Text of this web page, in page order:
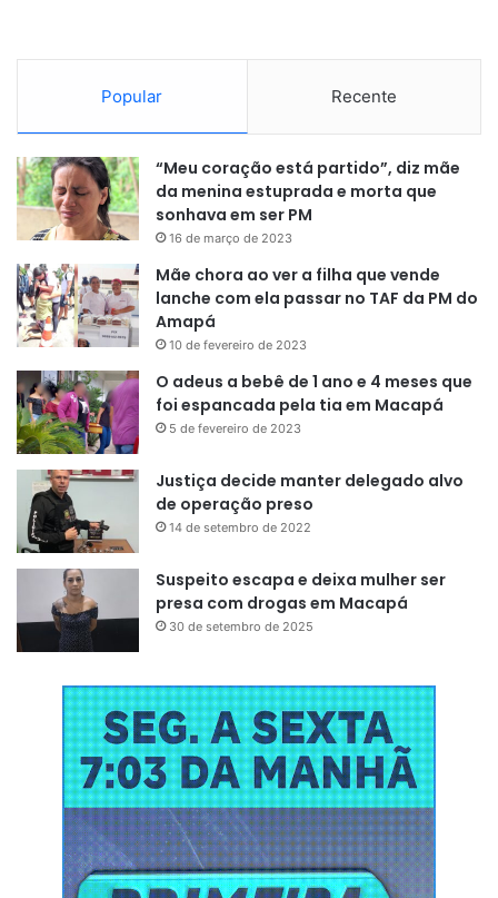
Popular Recente
“Meu coração está partido”, diz mãe
da menina estuprada e morta que
sonhava em ser PM
16 de março de 2023
Mãe chora ao ver a filha que vende
lanche com ela passar no TAF da PM do
Amapá
10 de fevereiro de 2023
O adeus a bebê de 1 ano e 4 meses que
foi espancada pela tia em Macapá
5 de fevereiro de 2023
Justiça decide manter delegado alvo
de operação preso
14 de setembro de 2022
Suspeito escapa e deixa mulher ser
presa com drogas em Macapá
30 de setembro de 2025